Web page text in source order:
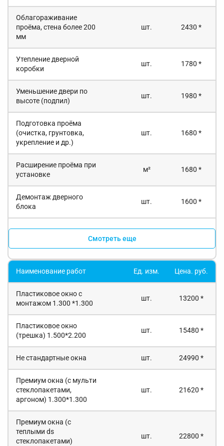
Облагораживание
проёма, стена более 200
мм
шт. 2430 *
Утепление дверной
коробки
шт. 1780 *
Уменьшение двери по
высоте (подпил)
шт. 1980 *
Подготовка проёма
(очистка, грунтовка,
укрепление и др.)
шт. 1680 *
Расширение проёма при
установке
м² 1680 *
Демонтаж дверного
блока
шт. 1600 *
Смотреть еще
Наименование работ Ед. изм. Цена. руб.
Пластиковое окно с
монтажом 1.300 *1.300
шт. 13200 *
Пластиковое окно
(трешка) 1.500*2.200
шт. 15480 *
Не стандартные окна шт. 24990 *
Премиум окна (с мульти
стеклопакетами,
аргоном) 1.300*1.300
шт. 21620 *
Премиум окна (с
теплыми ds
стеклопакетами)
шт. 22800 *